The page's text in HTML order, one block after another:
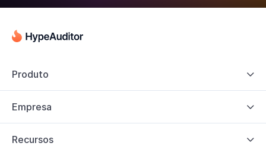
Produto 
Empresa 
Recursos 